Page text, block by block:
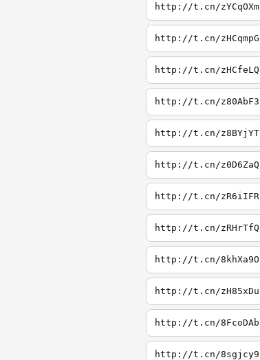
http://t.cn/zYCqOXm
http://t.cn/zHCqmpG
http://t.cn/zHCfeLQ
http://t.cn/z80AbF3
http://t.cn/z8BYjYT
http://t.cn/z0D6ZaQ
http://t.cn/zR6iIFR
http://t.cn/zRHrTfQ
http://t.cn/8khXa9O
http://t.cn/zH85xDu
http://t.cn/8FcoDAb
http://t.cn/8sgjcy9